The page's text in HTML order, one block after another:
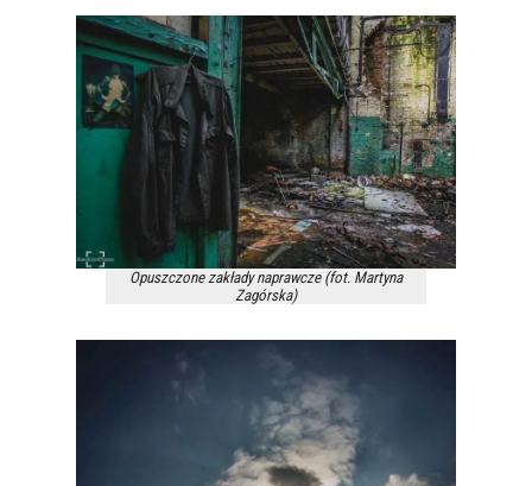
Opuszczone zakłady naprawcze (fot. Martyna
Zagórska)